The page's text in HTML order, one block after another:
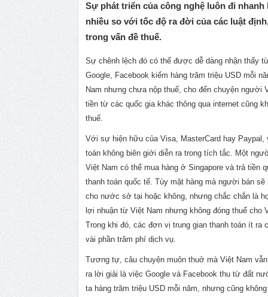
Sự phát triển của công nghệ luôn đi nhanh
nhiều so với tốc độ ra đời của các luật
trong vấn đề thuế.
Sự chênh lệch đó có thể được dễ dàng nhận thấy
Google, Facebook kiếm hàng trăm triệu USD mỗi
Nam nhưng chưa nộp thuế, cho đến chuyện người
tiền từ các quốc gia khác thông qua internet cũng
thuế.
Với sự hiện hữu của Visa, MasterCard hay Paypal,
toán không biên giới diễn ra trong tích tắc. Một
Việt Nam có thể mua hàng ở Singapore và trả tiền
thanh toán quốc tế. Tùy mặt hàng mà người bán sẽ
cho nước sở tại hoặc không, nhưng chắc chắn là
lợi nhuận từ Việt Nam nhưng không đóng thuế cho
Trong khi đó, các đơn vị trung gian thanh toán ít ra
vài phần trăm phí dịch vụ.
Tương tự, câu chuyện muôn thuở mà Việt Nam
ra lời giải là việc Google và Facebook thu từ đất
ta hàng trăm triệu USD mỗi năm, nhưng cũng